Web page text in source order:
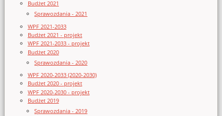
Budżet 2021
Sprawozdania - 2021
WPF 2021-2033
Budżet 2021 - projekt
WPF 2021-2033 - projekt
Budżet 2020
Sprawozdania - 2020
WPF 2020-2033 (2020-2030)
Budżet 2020 - projekt
WPF 2020-2030 - projekt
Budżet 2019
Sprawozdania - 2019